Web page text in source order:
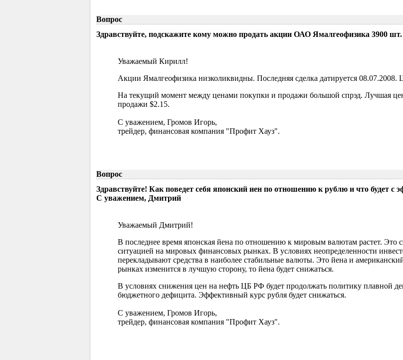
Вопрос
Здравствуйте, подскажите кому можно продать акции ОАО Ямалгеофизика 3900 шт.
Уважаемый Кирилл!
Акции Ямалгеофизика низколиквидны. Последняя сделка датируется 08.07.2008.
На текущий момент между ценами покупки и продажи большой спрэд. Лучшая
продажи $2.15.
С уважением, Громов Игорь,
трейдер, финансовая компания "Профит Хауз".
Вопрос
Здравствуйте! Как поведет себя японский иен по отношению к рублю и что будет с
С уважением, Дмитрий
Уважаемый Дмитрий!
В последнее время японская йена по отношению к мировым валютам растет. Это
ситуацией на мировых финансовых рынках. В условиях неопределенности
перекладывают средства в наиболее стабильные валюты. Это йена и
рынках изменится в лучшую сторону, то йена будет снижаться.
В условиях снижения цен на нефть ЦБ РФ будет продолжать политику плавной
бюджетного дефицита. Эффективный курс рубля будет снижаться.
С уважением, Громов Игорь,
трейдер, финансовая компания "Профит Хауз".